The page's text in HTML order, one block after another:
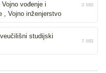
Vojno vođenje i
, Vojno inženjerstvo
3 MB
studijski
7 MB